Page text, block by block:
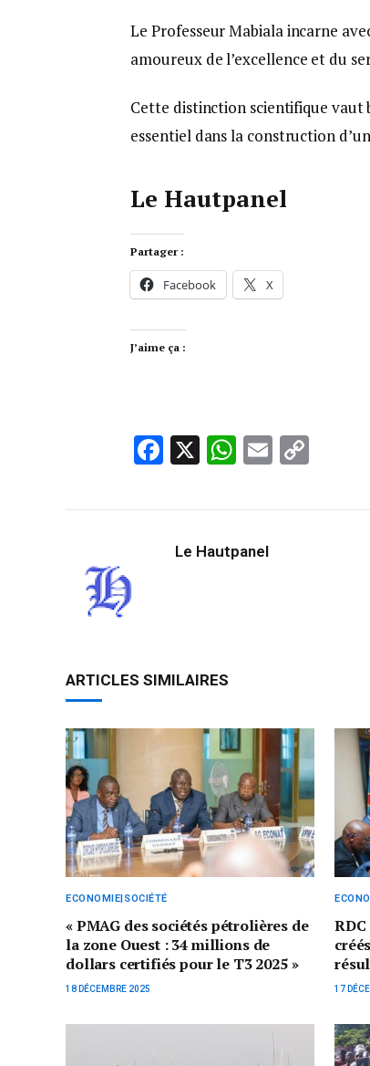
Le Professeur Mabiala incarne
amoureux de l’excellence et du
Cette distinction scientifique vaut
essentiel dans la construction
Le Hautpanel
Partager :
Facebook X
J’aime ça :
Facebook
X WhatsApp
Email
Le Hautpanel
ARTICLES SIMILAIRES
ECONOMIE|SOCIÉTÉ
« PMAG des sociétés pétrolières de
la zone Ouest : 34 millions de
dollars certifiés pour le T3 2025 »
18 DÉCEMBRE 2025 17